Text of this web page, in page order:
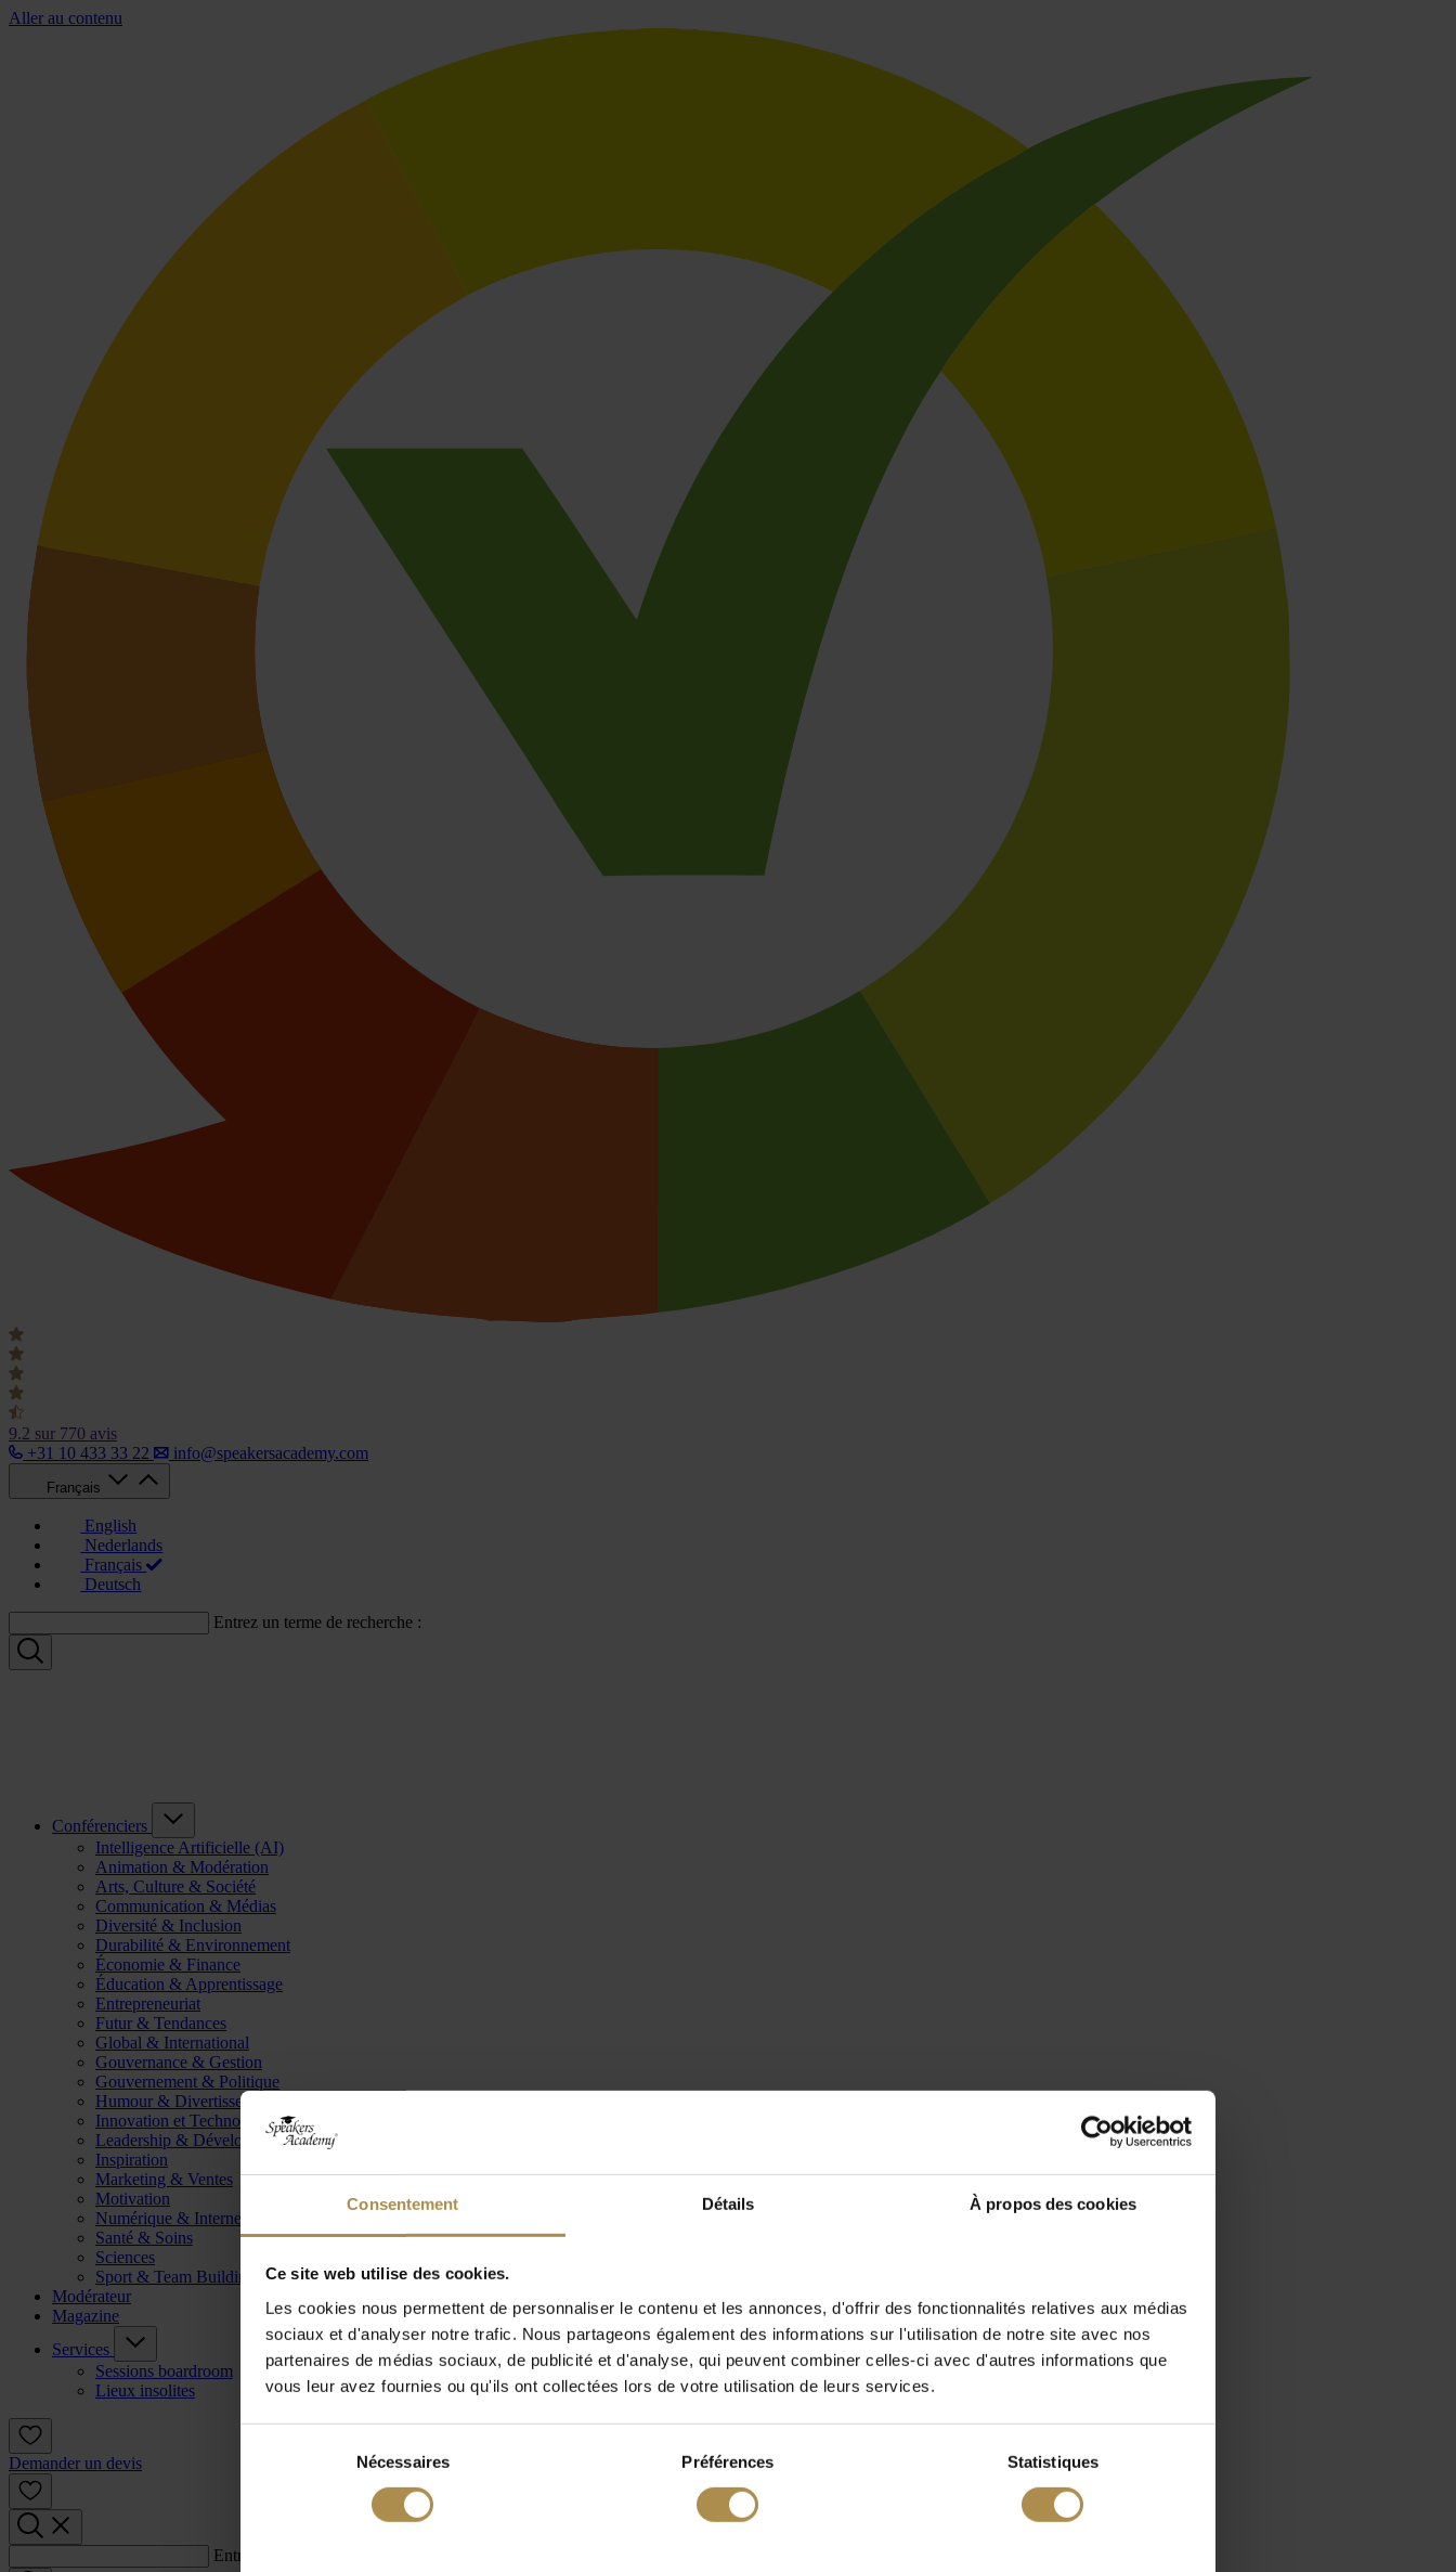
Consentement Détails À propos des cookies
Ce site web utilise des cookies.
Les cookies nous permettent de personnaliser le contenu et les annonces, d'offrir des fonctionnalités relatives aux médias
sociaux et d'analyser notre trafic. Nous partageons également des informations sur l'utilisation de notre site avec nos
partenaires de médias sociaux, de publicité et d'analyse, qui peuvent combiner celles-ci avec d'autres informations que
vous leur avez fournies ou qu'ils ont collectées lors de votre utilisation de leurs services.
Nécessaires Préférences Statistiques
Aller au contenu
9.2 sur 770 avis
+31 10 433 33 22
info@speakersacademy.com
Français
English
Nederlands
Français
Deutsch
Entrez un terme de recherche :
Conférenciers
Intelligence Artificielle (AI)
Animation & Modération
Arts, Culture & Société
Communication & Médias
Diversité & Inclusion
Durabilité & Environnement
Économie & Finance
Éducation & Apprentissage
Entrepreneuriat
Futur & Tendances
Global & International
Gouvernance & Gestion
Gouvernement & Politique
Humour & Divertissement
Innovation et Technologie
Leadership & Développement
Inspiration
Marketing & Ventes
Motivation
Numérique & Internet
Santé & Soins
Sciences
Sport & Team Building
Modérateur
Magazine
Services
Sessions boardroom
Lieux insolites
Demander un devis
Entrez un terme de recherche :